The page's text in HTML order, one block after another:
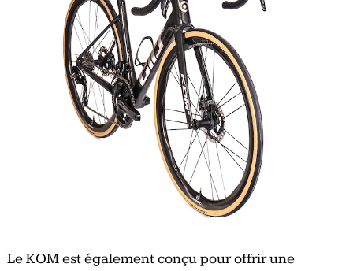
Le KOM est également conçu pour offrir une